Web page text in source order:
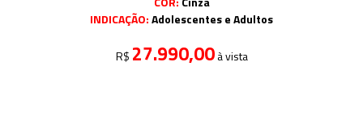
INDICAÇÃO:Adolescentes e Adultos
R$ 27.990,00à vista